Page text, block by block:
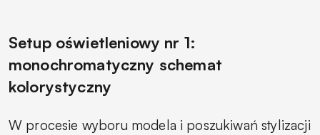
Setup oświetleniowy nr 1:
monochromatyczny schemat
kolorystyczny
W procesie wyboru modela i poszukiwań stylizacji